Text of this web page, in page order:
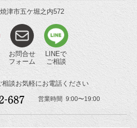
津市五ケ堀之内572
お問合せ
フォーム
LINEで
ご相談
相談お気軽にお電話ください
営業時間 9:00〜19:00